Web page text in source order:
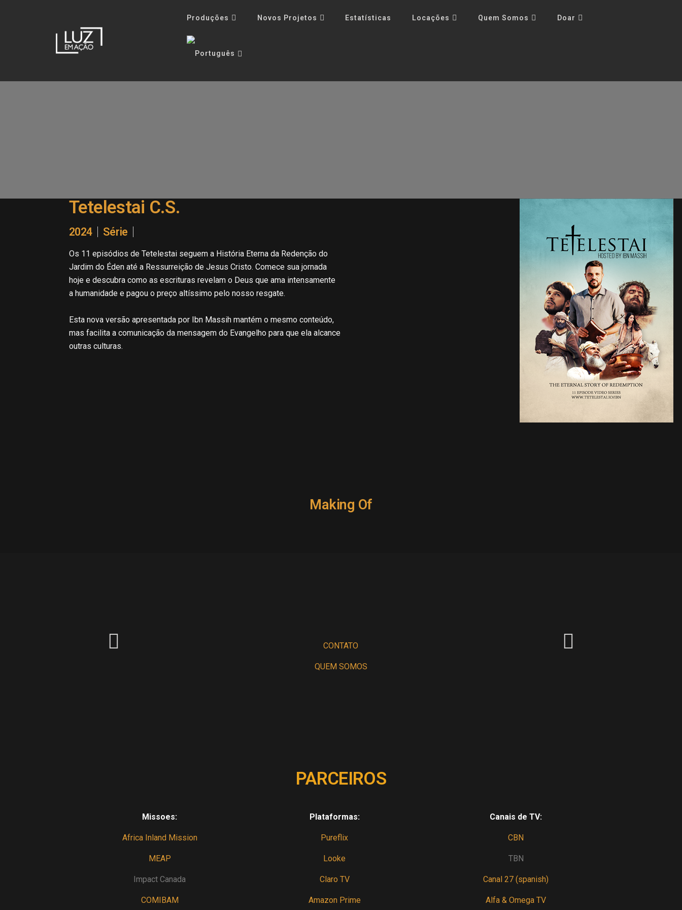
Produções Novos Projetos Estatísticas Locações Quem Somos Doar
Tetelestai C.S.
2024 Série
Os 11 episódios de Tetelestai seguem a História Eterna da Redenção do
Jardim do Éden até a Ressurreição de Jesus Cristo. Comece sua jornada
hoje e descubra como as escrituras revelam o Deus que ama intensamente
a humanidade e pagou o preço altíssimo pelo nosso resgate.
Esta nova versão apresentada por Ibn Massih mantém o mesmo conteúdo,
mas facilita a comunicação da mensagem do Evangelho para que ela alcance
outras culturas.
Making Of
CONTATO
QUEM SOMOS
PARCEIROS
Missoes:
Africa Inland Mission
MEAP
Impact Canada
COMIBAM
Plataformas:
Pureflix
Looke
Claro TV
Amazon Prime
Canais de TV:
CBN
TBN
Canal 27 (spanish)
Alfa & Omega TV